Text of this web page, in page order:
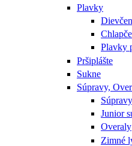
Plavky
Plavky
Pršiplášte
Sukne
Súpravy,
Junior
Overaly
Zimné